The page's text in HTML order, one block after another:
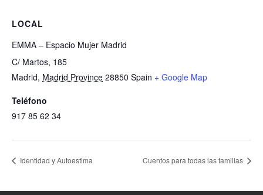
LOCAL
EMMA – Espacio Mujer Madrid
C/ Martos, 185
Madrid, Madrid Province 28850 Spain + Google Map
Teléfono
917 85 62 34
Identidad y Autoestima Cuentos para todas las familias